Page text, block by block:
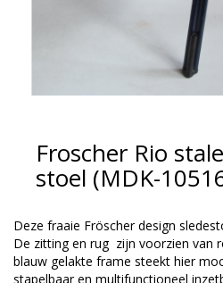
Froscher Rio
stoel (MDK-
Deze fraaie Fröscher design
De zitting en rug zijn voorzien van
blauw gelakte frame steekt hier
stapelbaaren multifunctioneel